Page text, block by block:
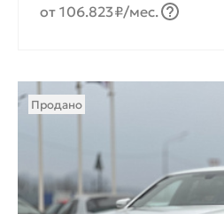
от 106.823₽/мес.
Продано